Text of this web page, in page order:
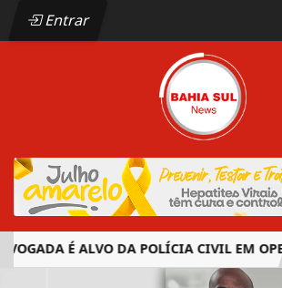
Entrar
É ALVO DA POLÍCIA CIVIL EM